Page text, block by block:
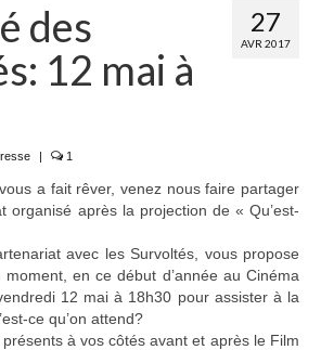
27
AVR 2017
des
12 mai à
| 1
a fait rêver, venez nous faire partager
organisé après la projection de « Qu’est-
avec les Survoltés, vous propose
en ce début d’année au Cinéma
12 mai à 18h30 pour assister à la
ce qu’on attend?
à vos côtés avant et après le Film